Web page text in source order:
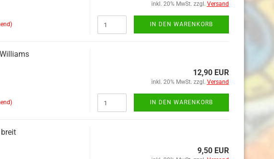
inkl. 20% MwSt. zzgl. Versand
IN DEN WARENKORB
12,90 EUR
inkl. 20% MwSt. zzgl. Versand
IN DEN WARENKORB
9,50 EUR